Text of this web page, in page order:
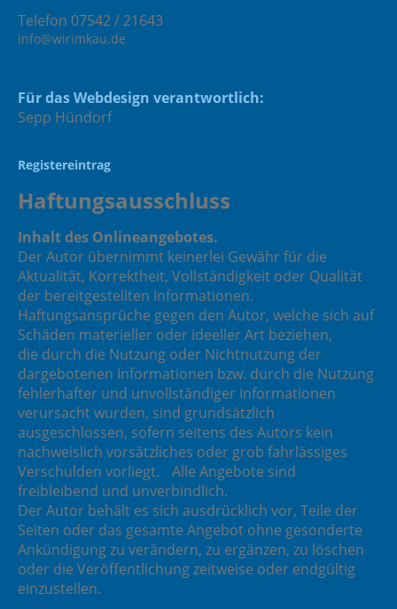
Telefon 07542 / 21643
info@wirimkau.de
Für das Webdesign verantwortlich:
Sepp Hündorf
Registereintrag
Haftungsausschluss
Inhalt des Onlineangebotes.
Der Autor übernimmt keinerlei Gewähr für die
Aktualität, Korrektheit, Vollständigkeit oder Qualität
der bereitgestellten Informationen.
Haftungsansprüche gegen den Autor, welche sich auf
Schäden materieller oder ideeller Art beziehen,
die durch die Nutzung oder Nichtnutzung der
dargebotenen Informationen bzw. durch die Nutzung
fehlerhafter und unvollständiger Informationen
verursacht wurden, sind grundsätzlich
ausgeschlossen, sofern seitens des Autors kein
nachweislich vorsätzliches oder grob fahrlässiges
Verschulden vorliegt. Alle Angebote sind
freibleibend und unverbindlich.
Der Autor behält es sich ausdrücklich vor, Teile der
Seiten oder das gesamte Angebot ohne gesonderte
Ankündigung zu verändern, zu ergänzen, zu löschen
oder die Veröffentlichung zeitweise oder endgültig
einzustellen.